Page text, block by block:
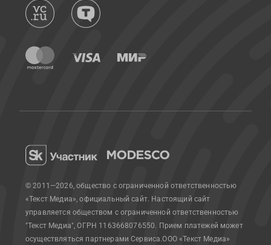
© 2011—2026, общество с ограниченной ответственностью
«Текст Медиа», официальный сайт. Настоящий сайт
управляется обществом с ограниченной ответственностью
"Текст Медиа", ОГРН 1163668076550. Прием платежей может
осуществляться партнерами Сервиса.ООО «Текст Медиа»